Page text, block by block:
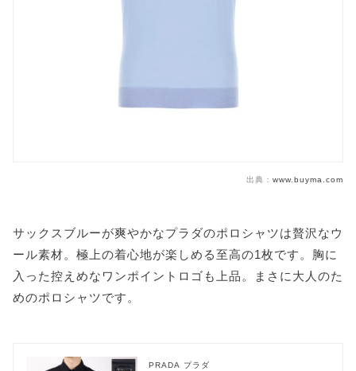
出典： www.buyma.com
サックスブルーが爽やかなプラダのポロシャツは贅沢なウ
ール素材。極上の着心地が楽しめる至高の1枚です。胸に
入った控えめなワンポイントロゴも上品。まさに大人のた
めのポロシャツです。
PRADA プラダ